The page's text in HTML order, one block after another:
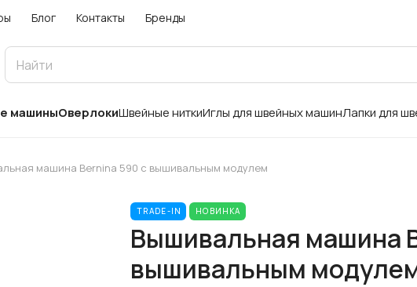
Блог Контакты Бренды
машиныОверлокиШвейные ниткиИглы для швейных машинЛапки для
машина Bernina 590 с вышивальным модулем
TRADE-IN НОВИНКА
Вышивальная машина
вышивальным